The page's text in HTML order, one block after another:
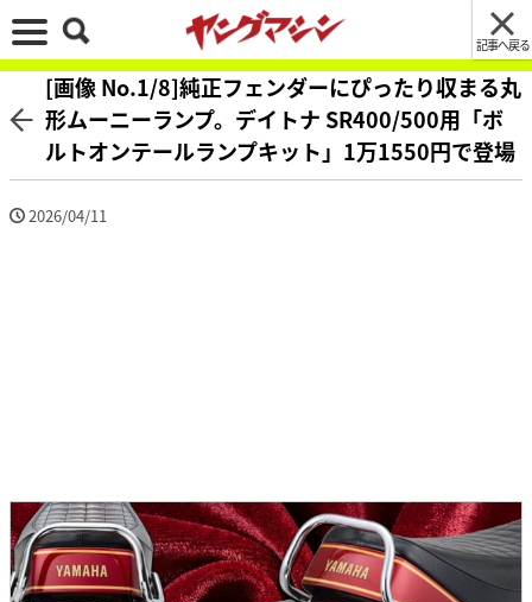
記事へ戻る
[画像 No.1/8]純正フェンダーにぴったり収まる丸
形ムーニーランプ。デイトナ SR400/500用「ボ
ルトオンテールランプキット」1万1550円で登場
2026/04/11